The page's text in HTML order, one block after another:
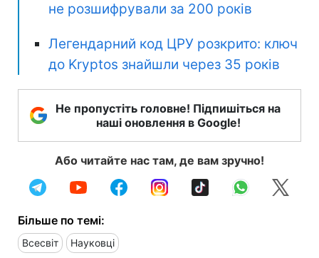
не розшифрували за 200 років
Легендарний код ЦРУ розкрито: ключ
до Kryptos знайшли через 35 років
Не пропустіть головне! Підпишіться на
наші оновлення в Google!
Або читайте нас там, де вам зручно!
Більше по темі:
Всесвіт Науковці